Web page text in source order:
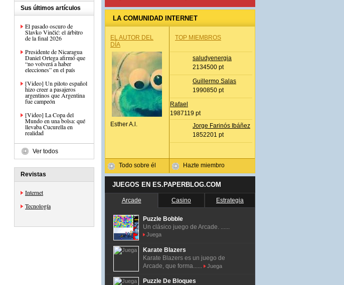
Sus últimos artículos
El pasado oscuro de
Slavko Vinčić: el árbitro
de la final 2026
Presidente de Nicaragua
Daniel Ortega afirmó que
“no volverá a haber
elecciones” en el país
[Video] Un piloto español
hizo creer a pasajeros
argentinos que Argentina
fue campeón
[Video] La Copa del
Mundo en una bolsa: qué
llevaba Cucurella en
realidad
Ver todos
Revistas
Internet
Tecnología
LA COMUNIDAD INTERNET
EL AUTOR DEL
DÍA
Esther A.l.
Todo sobre él
TOP MIEMBROS
saludyenergia
2134500 pt
Guillermo Salas
1990850 pt
Rafael
1987119 pt
Jorge Farinós Ibáñez
1852201 pt
Hazte miembro
JUEGOS EN ES.PAPERBLOG.COM
Arcade Casino Estrategia
Puzzle Bobble
Un clásico juego de Arcade. ......
Juega
Karate Blazers
Karate Blazers es un juego de
Arcade, que forma......
Juega
Puzzle De Bloques